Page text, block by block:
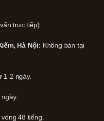
trực tiếp)
Hà Nội: Không bán tại
1-2 ngày.
48 tiếng.